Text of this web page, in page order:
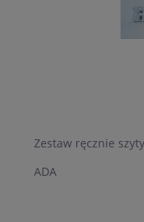
Zestaw ręcznie
ADA